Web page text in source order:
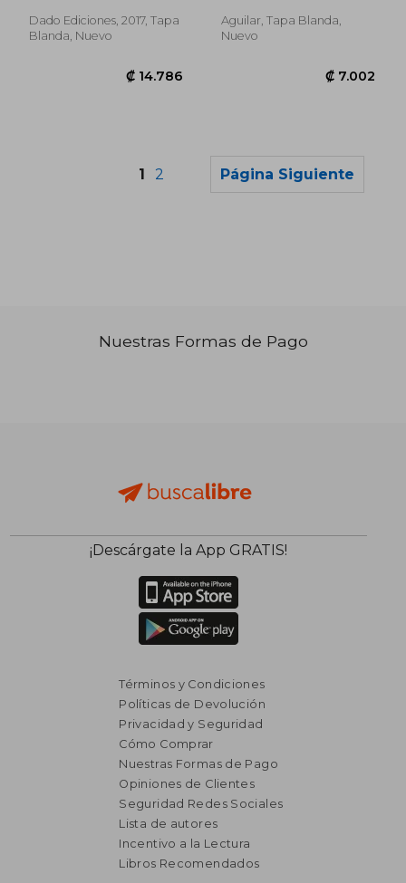
₡ 11.733
Dado Ediciones, 2017, Tapa
Blanda, Nuevo
Aguilar, Tapa Blanda,
Nuevo
1 2 Página Siguiente
Nuestras Formas de Pago
¡Descárgate la App GRATIS!
Términos y Condiciones
Políticas de Devolución
Privacidad y Seguridad
Cómo Comprar
Nuestras Formas de Pago
Opiniones de Clientes
Seguridad Redes Sociales
Lista de autores
Incentivo a la Lectura
Libros Recomendados